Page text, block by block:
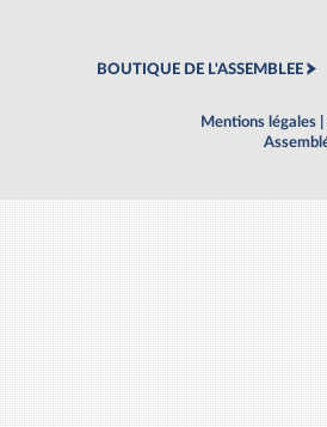
BOUTIQUE DE L'ASSEMBLEE
Mentions légales